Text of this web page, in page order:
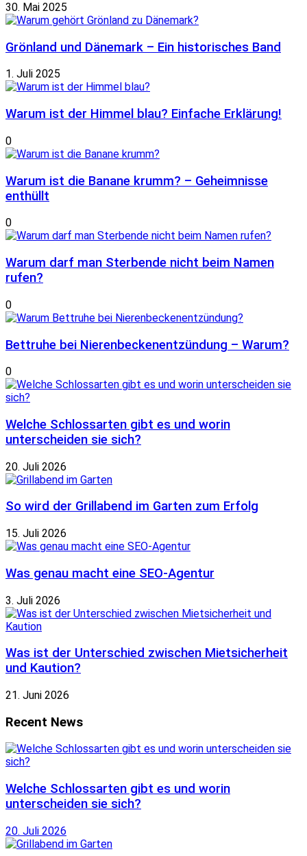
30. Mai 2025
Grönland und Dänemark – Ein historisches Band
1. Juli 2025
Warum ist der Himmel blau? Einfache Erklärung!
0
Warum ist die Banane krumm? – Geheimnisse
enthüllt
0
Warum darf man Sterbende nicht beim Namen
rufen?
0
Bettruhe bei Nierenbeckenentzündung – Warum?
0
Welche Schlossarten gibt es und worin
unterscheiden sie sich?
20. Juli 2026
So wird der Grillabend im Garten zum Erfolg
15. Juli 2026
Was genau macht eine SEO-Agentur
3. Juli 2026
Was ist der Unterschied zwischen Mietsicherheit
und Kaution?
21. Juni 2026
Recent News
Welche Schlossarten gibt es und worin
unterscheiden sie sich?
20. Juli 2026